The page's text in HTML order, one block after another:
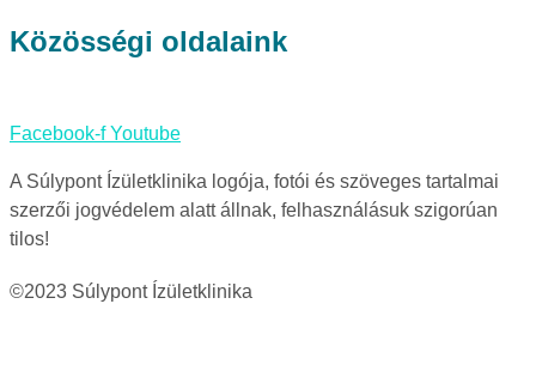
Közösségi oldalaink
Facebook-f Youtube
A Súlypont Ízületklinika logója, fotói és szöveges tartalmai
szerzői jogvédelem alatt állnak, felhasználásuk szigorúan
tilos!
©2023 Súlypont Ízületklinika